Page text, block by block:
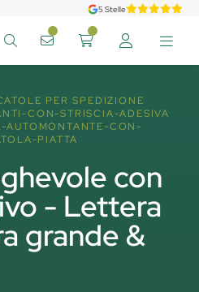
5 Stelle
PER SPEDIZIONE
CON-STRISCIA-ADESIVA
AUTOMONTANTE-CON-
PIATTA
con
- Lettera
grande &